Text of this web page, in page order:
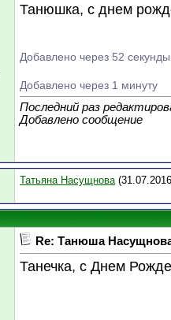
Танюшка, с днем
Добавлено через 52 секунды
Добавлено через 1 минуту
Последний раз
Добавлено сообщение
Татьяна Насущнова
Re: Танюша
Танечка, с Днем